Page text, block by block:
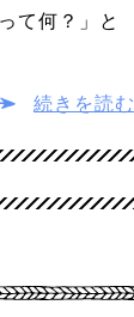
て何？」と
続きを読む